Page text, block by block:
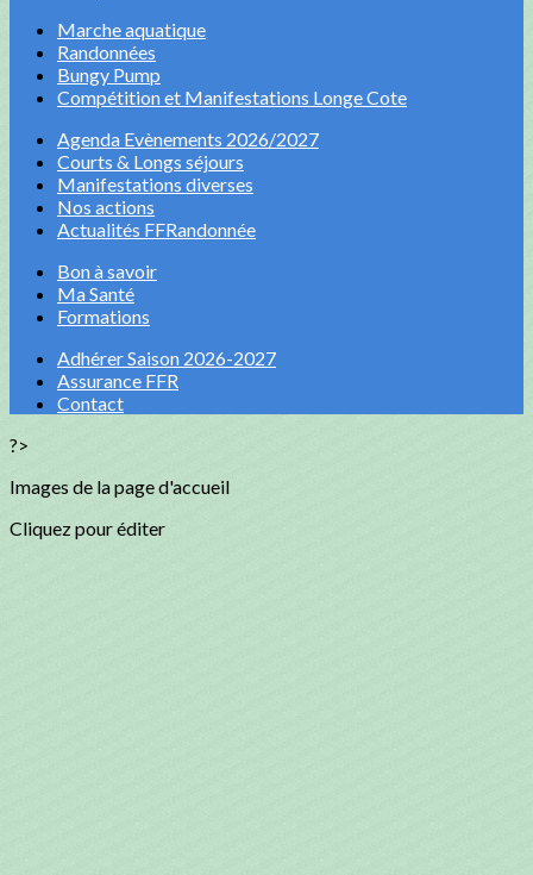
Marche aquatique
Randonnées
Bungy Pump
Compétition et Manifestations Longe Cote
Agenda Evènements 2026/2027
Courts & Longs séjours
Manifestations diverses
Nos actions
Actualités FFRandonnée
Bon à savoir
Ma Santé
Formations
Adhérer Saison 2026-2027
Assurance FFR
Contact
?>
Images de la page d'accueil
Cliquez pour éditer